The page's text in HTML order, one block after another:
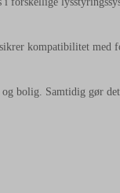
kompatibilitet
bolig. Samtidig gør